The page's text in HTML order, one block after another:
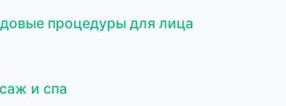
процедуры для лица
и спа